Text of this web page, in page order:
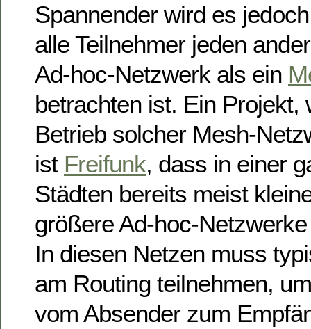
Spannender wird es
alle Teilnehmer jeden
Ad-hoc-Netzwerk als ein
betrachten ist. Ein Projekt,
Betrieb solcher Mesh-
ist Freifunk, dass in einer
Städten bereits meist
größere Ad-hoc-
In diesen Netzen muss
am Routing teilnehmen,
vom Absender zum